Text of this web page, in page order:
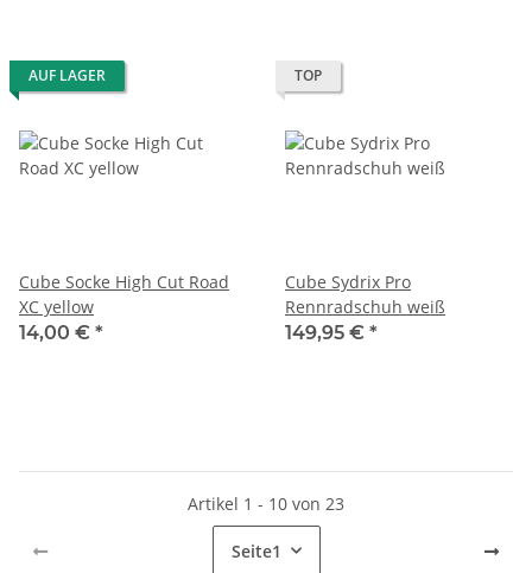
AUF LAGER
Cube Socke High Cut Road
XC yellow
14,00 € *
TOP
Cube Sydrix Pro
Rennradschuh weiß
149,95 € *
Artikel 1 - 10 von 23
Seite1